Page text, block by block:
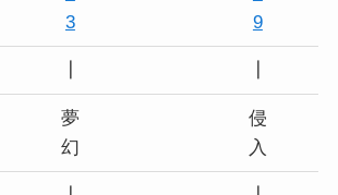
3
9
夢
幻
侵
入